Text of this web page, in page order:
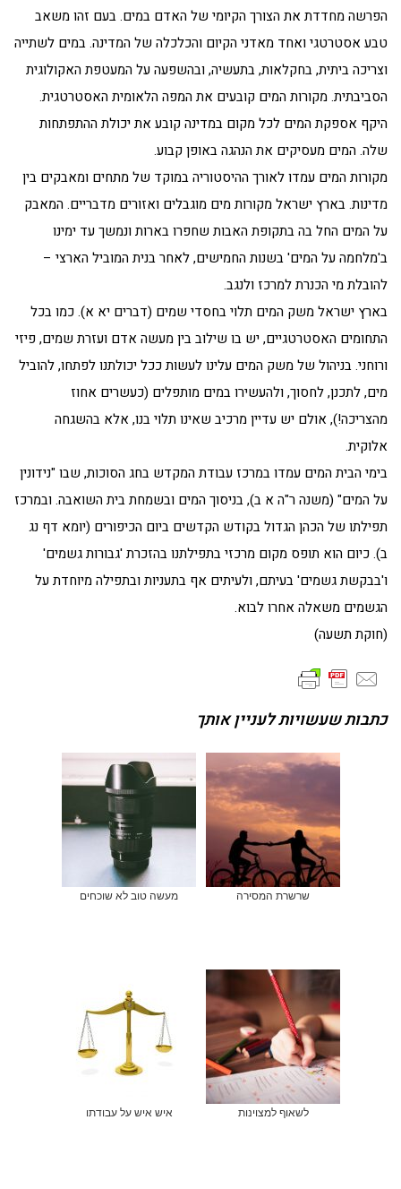
הפרשה מחדדת את הצורך הקיומי של האדם במים. בעם זהו משאב
טבע אסטרטגי ואחד מאדני הקיום והכלכלה של המדינה. במים לשתייה
וצריכה ביתית, בחקלאות, בתעשיה, ובהשפעה על המעטפת האקולוגית
הסביבתית. מקורות המים קובעים את המפה הלאומית האסטרטגית.
היקף אספקת המים לכל מקום במדינה קובע את יכולת ההתפתחות
שלה. המים מעסיקים את הנהגה באופן קבוע.
מקורות המים עמדו לאורך ההיסטוריה במוקד של מתחים ומאבקים בין
מדינות. בארץ ישראל מקורות מים מוגבלים ואזורים מדבריים. המאבק
על המים החל בה בתקופת האבות שחפרו בארות ונמשך עד ימינו
ב'מלחמה על המים' בשנות החמישים, לאחר בנית המוביל הארצי –
להובלת מי הכנרת למרכז ולנגב.
בארץ ישראל משק המים תלוי בחסדי שמים (דברים יא א). כמו בכל
התחומים האסטרטגיים, יש בו שילוב בין מעשה אדם ועזרת שמים, פיזי
ורוחני. בניהול של משק המים עלינו לעשות ככל יכולתנו לפתחו, להוביל
מים, לתכנן, לחסוך, ולהעשירו במים מותפלים (כעשרים אחוז
מהצריכה!), אולם יש עדיין מרכיב שאינו תלוי בנו, אלא בהשגחה
אלוקית.
בימי הבית המים עמדו במרכז עבודת המקדש בחג הסוכות, שבו "נידונין
על המים" (משנה ר"ה א ב), בניסוך המים ובשמחת בית השואבה. ובמרכז
תפילתו של הכהן הגדול בקודש הקדשים ביום הכיפורים (יומא דף נג
ב). כיום הוא תופס מקום מרכזי בתפילתנו בהזכרת 'גבורות גשמים'
ו'בבקשת גשמים' בעיתם, ולעיתים אף בתעניות ובתפילה מיוחדת על
הגשמים משאלה אחרו לבוא.
(חוקת תשעה)
כתבות שעשויות לעניין אותך
שרשרת המסירה מעשה טוב לא שוכחים
לשאוף למצוינות איש איש על עבודתו